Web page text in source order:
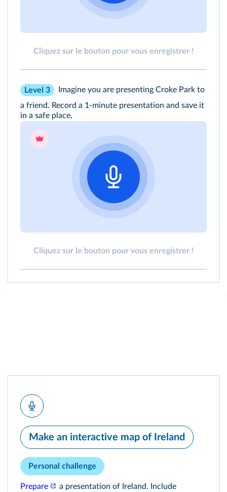
Cliquez sur le bouton pour vous enregistrer !
Level 3
Imagine you are presenting Croke Park to
a friend. Record a 1-minute presentation and save it
in a safe place.
Cliquez sur le bouton pour vous enregistrer !
Make an interactive map of Ireland
Personal challenge
Prepare
a presentation of Ireland. Include